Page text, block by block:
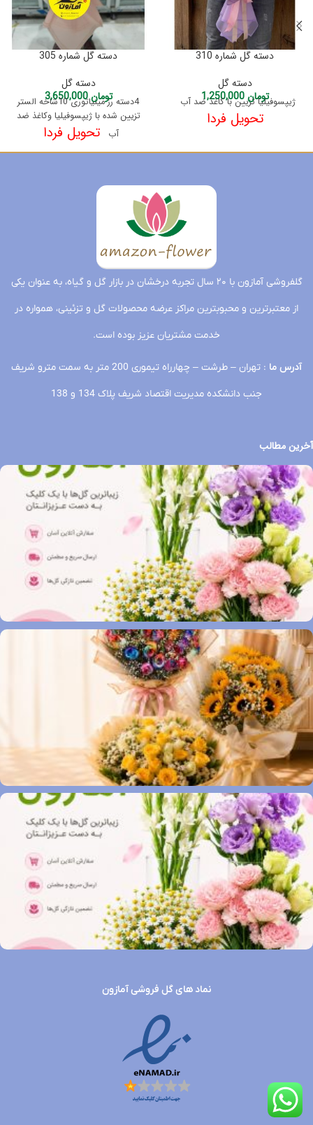
دسته گل شماره 310
دسته گل
تومان1,250,000
ژیپسوفیلیا تزیین با کاغذ ضد آب
تحویل فردا
دسته گل شماره 305
دسته گل
تومان3,650,000
4دسته رز مینیاتوری 10شاخه الستر
تزیین شده با ژیپسوفیلیا وکاغذ ضد
آب تحویل فردا
گلفروشی آمازون با ۲۰ سال تجربه درخشان در بازار گل و گیاه، به عنوان یکی
از معتبرترین و محبوبترین مراکز عرضه محصولات گل و تزئینی، همواره در
خدمت مشتریان عزیز بوده است.
آدرس ما
: تهران – طرشت – چهارراه تیموری 200 متر به سمت مترو شریف
جنب دانشکده مدیریت اقتصاد شریف پلاک 134 و 138
آخرین مطالب
نماد های گل فروشی آمازون